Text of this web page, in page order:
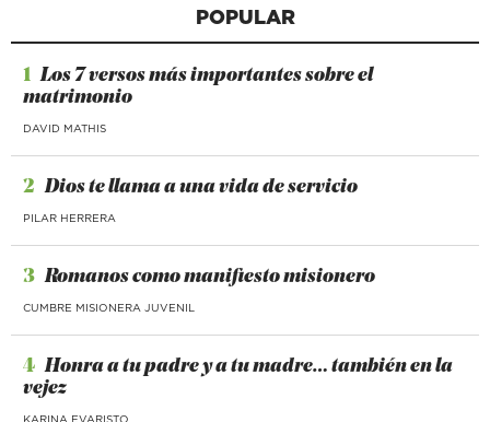
POPULAR
1 Los 7 versos más importantes sobre el
matrimonio
DAVID MATHIS
2 Dios te llama a una vida de servicio
PILAR HERRERA
3 Romanos como manifiesto misionero
CUMBRE MISIONERA JUVENIL
4 Honra a tu padre y a tu madre… también en la
vejez
KARINA EVARISTO